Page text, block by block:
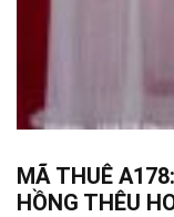
MÃ THUÊ
HỒNG THÊU